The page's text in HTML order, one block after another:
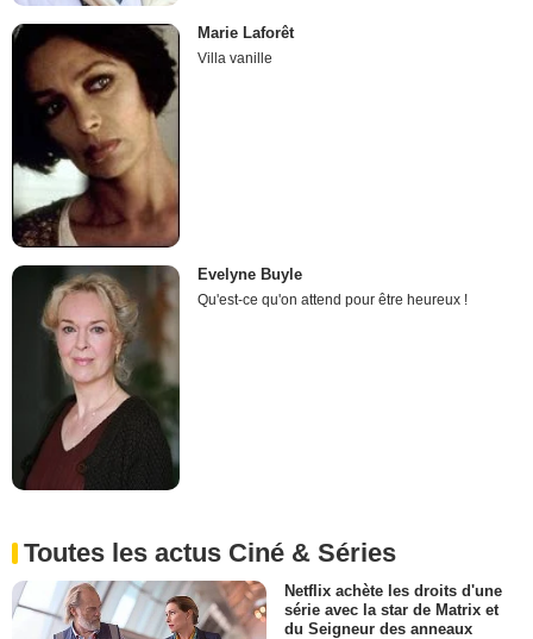
Marie Laforêt
Villa vanille
Evelyne Buyle
Qu'est-ce qu'on attend pour être heureux !
Toutes les actus Ciné & Séries
Netflix achète les droits d'une
série avec la star de Matrix et
du Seigneur des anneaux